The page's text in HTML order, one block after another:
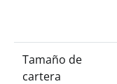
Tamaño de
cartera